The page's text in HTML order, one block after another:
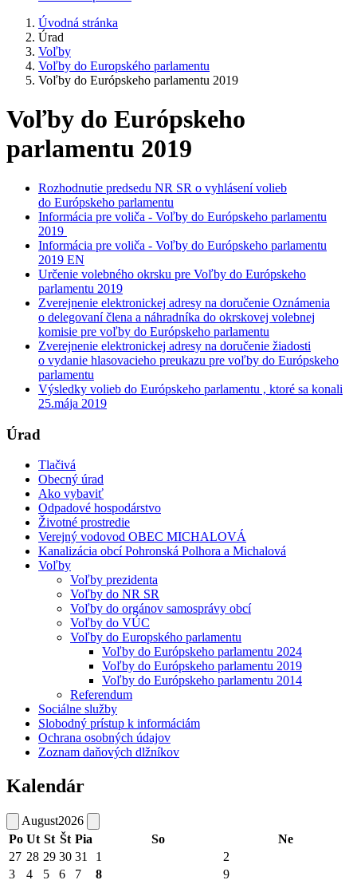
Úvodná stránka
Úrad
Voľby
Voľby do Europského parlamentu
Voľby do Európskeho parlamentu 2019
Voľby do Európskeho
parlamentu 2019
Rozhodnutie predsedu NR SR o vyhlásení volieb
do Európskeho parlamentu
Informácia pre voliča - Voľby do Európskeho parlamentu
2019
Informácia pre voliča - Voľby do Európskeho parlamentu
2019 EN
Určenie volebného okrsku pre Voľby do Európskeho
parlamentu 2019
Zverejnenie elektronickej adresy na doručenie Oznámenia
o delegovaní člena a náhradníka do okrskovej volebnej
komisie pre voľby do Európskeho parlamentu
Zverejnenie elektronickej adresy na doručenie žiadosti
o vydanie hlasovacieho preukazu pre voľby do Európskeho
parlamentu
Výsledky volieb do Európskeho parlamentu , ktoré sa konali
25.mája 2019
Úrad
Tlačivá
Obecný úrad
Ako vybaviť
Odpadové hospodárstvo
Životné prostredie
Verejný vodovod OBEC MICHALOVÁ
Kanalizácia obcí Pohronská Polhora a Michalová
Voľby
Voľby prezidenta
Voľby do NR SR
Voľby do orgánov samosprávy obcí
Voľby do VÚC
Voľby do Europského parlamentu
Voľby do Európskeho parlamentu 2024
Voľby do Európskeho parlamentu 2019
Voľby do Európskeho parlamentu 2014
Referendum
Sociálne služby
Slobodný prístup k informáciám
Ochrana osobných údajov
Zoznam daňových dlžníkov
Kalendár
August2026
Po Ut St Št Pia So
Ne
27 28 29 30 31 1
2
3
4 5 6 7 8 9